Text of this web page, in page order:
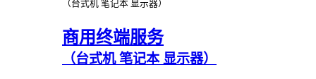
（台式机 笔记本 显示器）
商用终端服务
（台式机 笔记本 显示器）